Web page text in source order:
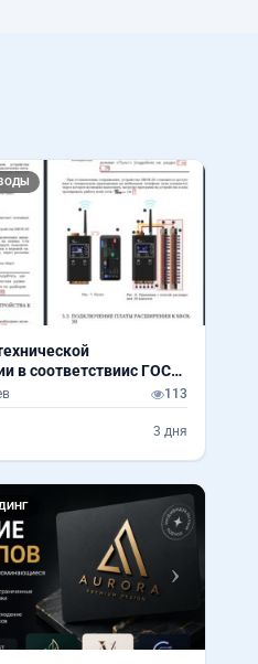
в соответствиис ГОСТ
113
3 дня
Вперед